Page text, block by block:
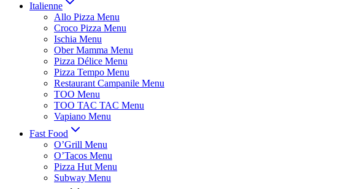
Italienne
Allo Pizza Menu
Croco Pizza Menu
Ischia Menu
Ober Mamma Menu
Pizza Délice Menu
Pizza Tempo Menu
Restaurant Campanile Menu
TOO Menu
TOO TAC TAC Menu
Vapiano Menu
Fast Food
O’Grill Menu
O’Tacos Menu
Pizza Hut Menu
Subway Menu